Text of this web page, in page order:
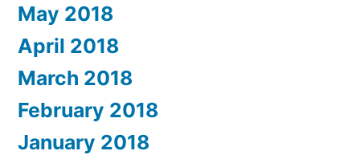
May 2018
April 2018
March 2018
February 2018
January 2018